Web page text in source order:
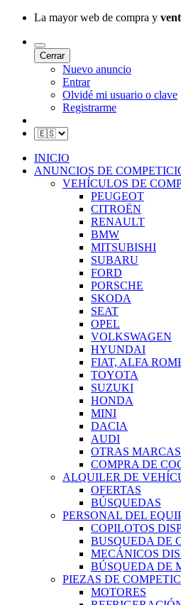
La mayor web de compra y
Cerrar
Nuevo anuncio
Entrar
Olvidé mi usuario o clave
Registrarme
INICIO
ANUNCIOS DE
VEHÍCULOS DE
PEUGEOT
CITROËN
RENAULT
BMW
MITSUBISHI
SUBARU
FORD
PORSCHE
SKODA
SEAT
OPEL
VOLKSWAGEN
HYUNDAI
FIAT, ALFA
TOYOTA
SUZUKI
HONDA
MINI
DACIA
AUDI
OTRAS MARCAS
COMPRA DE
ALQUILER DE
OFERTAS
BÚSQUEDAS
PERSONAL DEL
COPILOTOS
BUSQUEDA DE
MECÁNICOS
BÚSQUEDA DE
PIEZAS DE
MOTORES